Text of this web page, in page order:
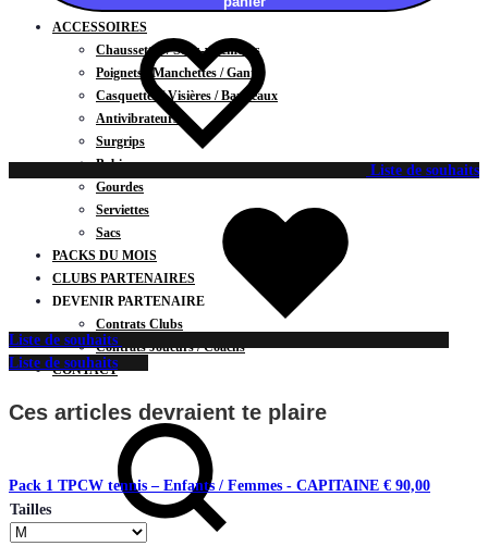
CARTES CADEAUX
ACCESSOIRES
Chaussettes / Sous-vêtements
Poignets / Manchettes / Gants
Casquettes / Visières / Bandeaux
Antivibrateurs
Surgrips
Bobines
Gourdes
Serviettes
Sacs
PACKS DU MOIS
CLUBS PARTENAIRES
DEVENIR PARTENAIRE
Contrats Clubs
Contrats Joueurs / Coachs
CONTACT
Liste de souhaits
Liste de souhaits
Liste de souhaits
Ces articles devraient te plaire
Pack 1 TPCW tennis – Enfants / Femmes - CAPITAINE € 90,00
Tailles